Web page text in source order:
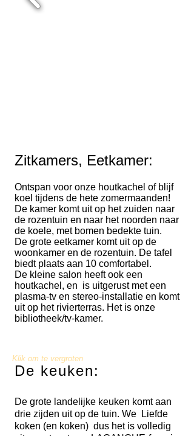
Zitkamers, Eetkamer:
Ontspan voor onze houtkachel of blijf
koel tijdens de hete zomermaanden!
De kamer komt uit op het zuiden naar
de rozentuin en naar het noorden naar
de koele, met bomen bedekte tuin.
De grote eetkamer komt uit op de
woonkamer en de rozentuin. De tafel
biedt plaats aan 10 comfortabel.
De kleine salon heeft ook een
houtkachel, en is uitgerust met een
plasma-tv en stereo-installatie en komt
uit op het rivierterras. Het is onze
bibliotheek/tv-kamer.
De keuken:
De grote landelijke keuken komt aan
drie zijden uit op de tuin. We
Liefde
koken (en koken) dus het is volledig
Klik om te vergroten